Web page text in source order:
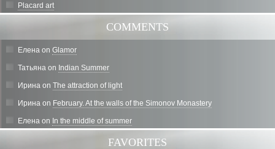
Placard art
COMMENTS
Елена on Glamor
Татьяна on Indian Summer
Ирина on The attraction of light
Ирина on February. At the walls of the Simonov Monastery
Елена on In the middle of summer
FAVORITES